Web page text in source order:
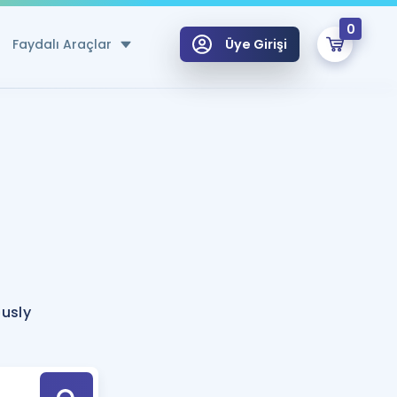
Faydalı Araçlar
Hesaplama Aracı
için Öneriler
Tek Takvimde
Üye Girişi
0
Hoca ile seni sınava hazırlayacak onlarca eğitim seni bekliyor!